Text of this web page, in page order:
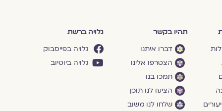
תהיו בקשר
דברו איתנו
הצטרפו אלינו
תמכו בנו
הציעו לנו תוכן
שלחו לנו משוב
גלויה ברשת
גלויה בפייסבוק
גלויה ביוטיוב